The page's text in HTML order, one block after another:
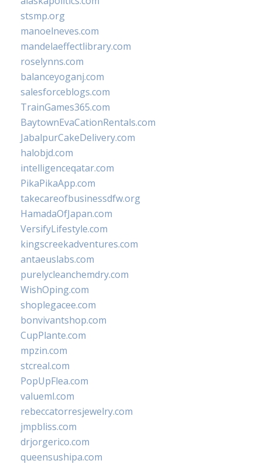
stsmp.org
manoelneves.com
mandelaeffectlibrary.com
roselynns.com
balanceyoganj.com
salesforceblogs.com
TrainGames365.com
BaytownEvaCationRentals.com
JabalpurCakeDelivery.com
halobjd.com
intelligenceqatar.com
PikaPikaApp.com
takecareofbusinessdfw.org
HamadaOfJapan.com
VersifyLifestyle.com
kingscreekadventures.com
antaeuslabs.com
purelycleanchemdry.com
WishOping.com
shoplegacee.com
bonvivantshop.com
CupPlante.com
mpzin.com
stcreal.com
PopUpFlea.com
valueml.com
rebeccatorresjewelry.com
jmpbliss.com
drjorgerico.com
queensushipa.com